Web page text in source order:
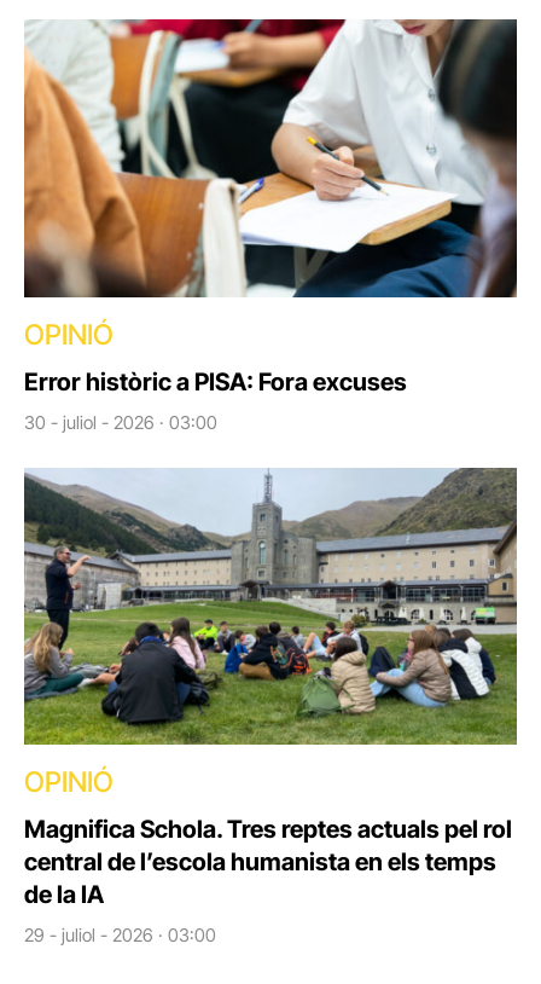
OPINIÓ
Error històric a PISA: Fora excuses
30 - juliol - 2026 · 03:00
OPINIÓ
Magnifica Schola. Tres reptes actuals pel rol
central de l’escola humanista en els temps
de la IA
29 - juliol - 2026 · 03:00